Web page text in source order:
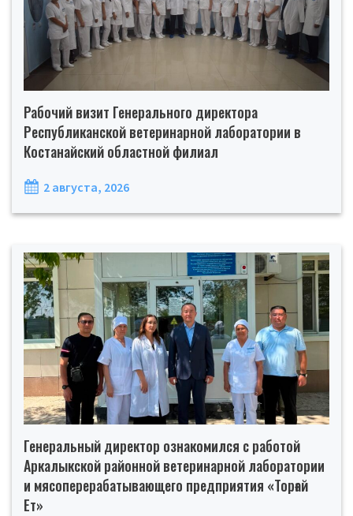
Рабочий визит Генерального директора
Республиканской ветеринарной лаборатории в
Костанайский областной филиал
2 августа, 2026
Генеральный директор ознакомился с работой
Аркалыкской районной ветеринарной лаборатории
и мясоперерабатывающего предприятия «Торғай
Ет»